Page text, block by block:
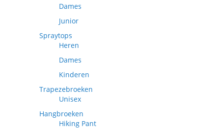
Dames
Junior
Spraytops
Heren
Dames
Kinderen
Trapezebroeken
Unisex
Hangbroeken
Hiking Pant